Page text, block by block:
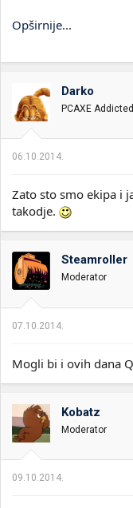
Opširnije...
Darko
PCAXE Addicted
06.10.2014.
Zato sto smo ekipa i
takodje.
Steamroller
Moderator
07.10.2014.
Mogli bi i ovih dana
Kobatz
Moderator
09.10.2014.